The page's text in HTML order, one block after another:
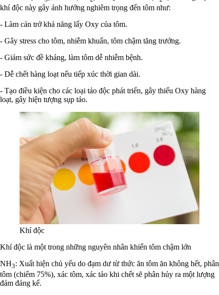
khí độc này gây ảnh hưởng nghiêm trọng đến tôm như:
- Làm cản trở khả năng lấy Oxy của tôm.
- Gây stress cho tôm, nhiễm khuẩn, tôm chậm tăng trưởng.
- Giảm sức đề kháng, làm tôm dễ nhiễm bệnh.
- Dễ chết hàng loạt nếu tiếp xúc thời gian dài.
- Tạo điều kiện cho các loại tảo độc phát triển, gây thiếu Oxy hàng
loạt, gây hiện tượng sụp tảo.
Khí độc
Khí độc là một trong những nguyên nhân khiến tôm chậm lớn
NH3: Xuất hiện chủ yếu do đạm dư từ thức ăn tôm ăn không hết, phân
tôm (chiếm 75%), xác tôm, xác tảo khi chết sẽ phân hủy ra một lượng
đám đáng kể.